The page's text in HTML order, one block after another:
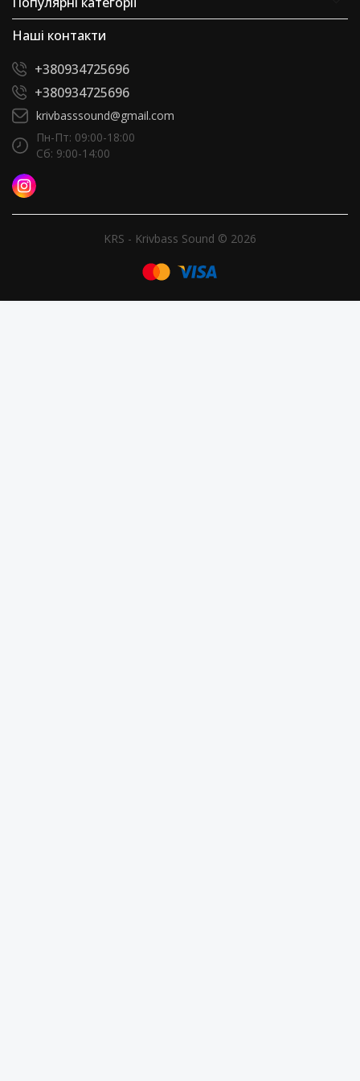
Наші контакти
+380934725696
+380934725696
krivbasssound@gmail.com
Пн-Пт: 09:00-18:00
Сб: 9:00-14:00
KRS - Krivbass Sound © 2026